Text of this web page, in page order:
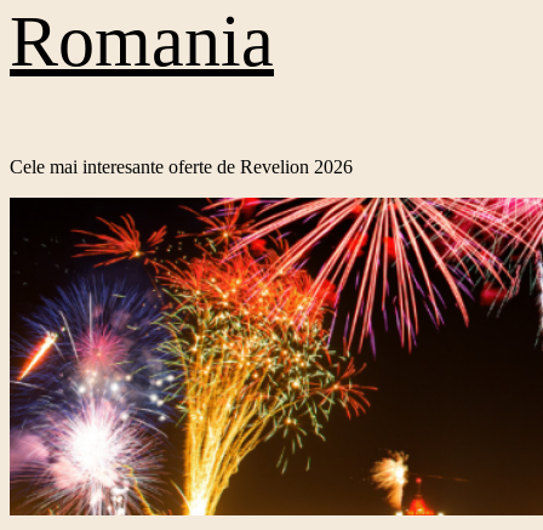
Romania
Cele mai interesante oferte de Revelion 2026